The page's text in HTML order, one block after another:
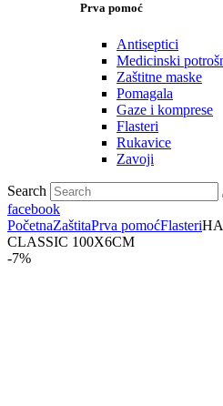
Prva pomoć
Antiseptici
Medicinski
Zaštitne maske
Pomagala
Gaze i komprese
Flasteri
Rukavice
Zavoji
Search
facebook
PočetnaZaštitaPrva pomoćFlasteri
CLASSIC 100X6CM
-7%